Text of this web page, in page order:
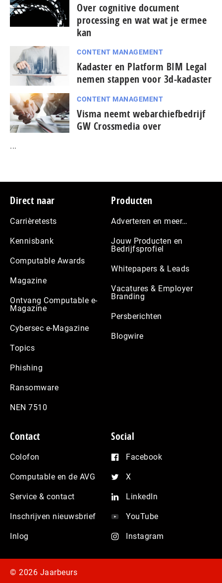
Over cognitive document
processing en wat wat je ermee
kan
CONTENT MANAGEMENT
Kadaster en Platform BIM Legal
nemen stappen voor 3d-kadaster
CONTENT MANAGEMENT
Visma neemt webarchiefbedrijf
GW Crossmedia over
...
Footer
Direct naar
Carrièretests
Kennisbank
Computable Awards
Magazine
Ontvang Computable e-
Magazine
Cybersec e-Magazine
Topics
Phishing
Ransomware
NEN 7510
Producten
Adverteren en meer…
Jouw Producten en
Bedrijfsprofiel
Whitepapers & Leads
Vacatures & Employer
Branding
Persberichten
Blogwire
Contact
Colofon
Computable en de AVG
Service & contact
Inschrijven nieuwsbrief
Inlog
Social
Facebook
X
LinkedIn
YouTube
Instagram
© 2026 Jaarbeurs